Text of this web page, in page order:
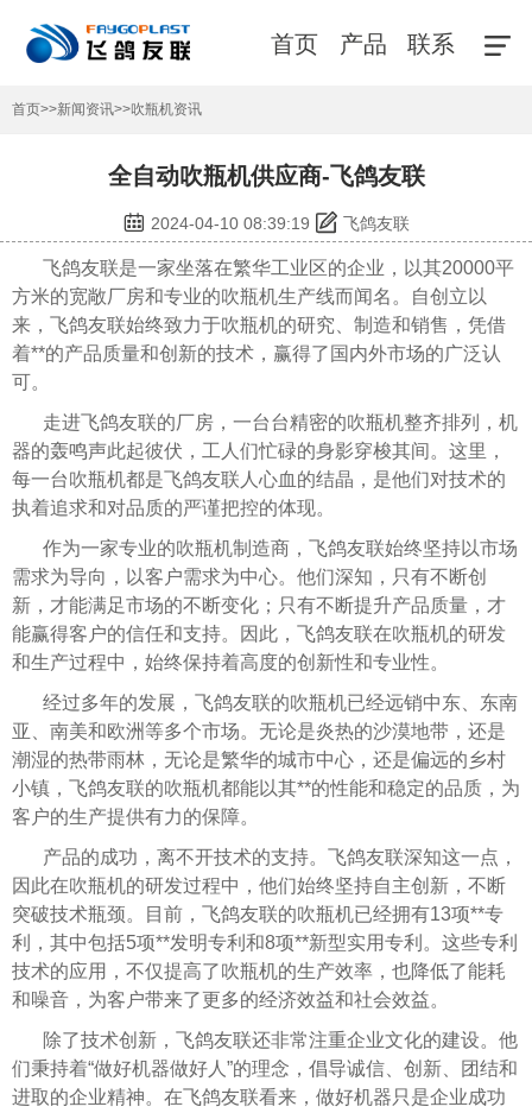
首页 产品 联系
首页>>新闻资讯>>吹瓶机资讯
全自动吹瓶机供应商-飞鸽友联
2024-04-10 08:39:19 飞鸽友联
飞鸽友联是一家坐落在繁华工业区的企业，以其20000平
方米的宽敞厂房和专业的吹瓶机生产线而闻名。自创立以
来，飞鸽友联始终致力于吹瓶机的研究、制造和销售，凭借
着**的产品质量和创新的技术，赢得了国内外市场的广泛认
可。
走进飞鸽友联的厂房，一台台精密的吹瓶机整齐排列，机
器的轰鸣声此起彼伏，工人们忙碌的身影穿梭其间。这里，
每一台吹瓶机都是飞鸽友联人心血的结晶，是他们对技术的
执着追求和对品质的严谨把控的体现。
作为一家专业的吹瓶机制造商，飞鸽友联始终坚持以市场
需求为导向，以客户需求为中心。他们深知，只有不断创
新，才能满足市场的不断变化；只有不断提升产品质量，才
能赢得客户的信任和支持。因此，飞鸽友联在吹瓶机的研发
和生产过程中，始终保持着高度的创新性和专业性。
经过多年的发展，飞鸽友联的吹瓶机已经远销中东、东南
亚、南美和欧洲等多个市场。无论是炎热的沙漠地带，还是
潮湿的热带雨林，无论是繁华的城市中心，还是偏远的乡村
小镇，飞鸽友联的吹瓶机都能以其**的性能和稳定的品质，为
客户的生产提供有力的保障。
产品的成功，离不开技术的支持。飞鸽友联深知这一点，
因此在吹瓶机的研发过程中，他们始终坚持自主创新，不断
突破技术瓶颈。目前，飞鸽友联的吹瓶机已经拥有13项**专
利，其中包括5项**发明专利和8项**新型实用专利。这些专利
技术的应用，不仅提高了吹瓶机的生产效率，也降低了能耗
和噪音，为客户带来了更多的经济效益和社会效益。
除了技术创新，飞鸽友联还非常注重企业文化的建设。他
们秉持着“做好机器做好人”的理念，倡导诚信、创新、团结和
进取的企业精神。在飞鸽友联看来，做好机器只是企业成功